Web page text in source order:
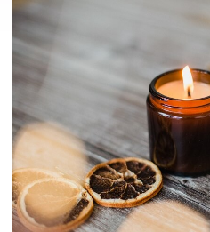
Hračky
zábava
pro
děti